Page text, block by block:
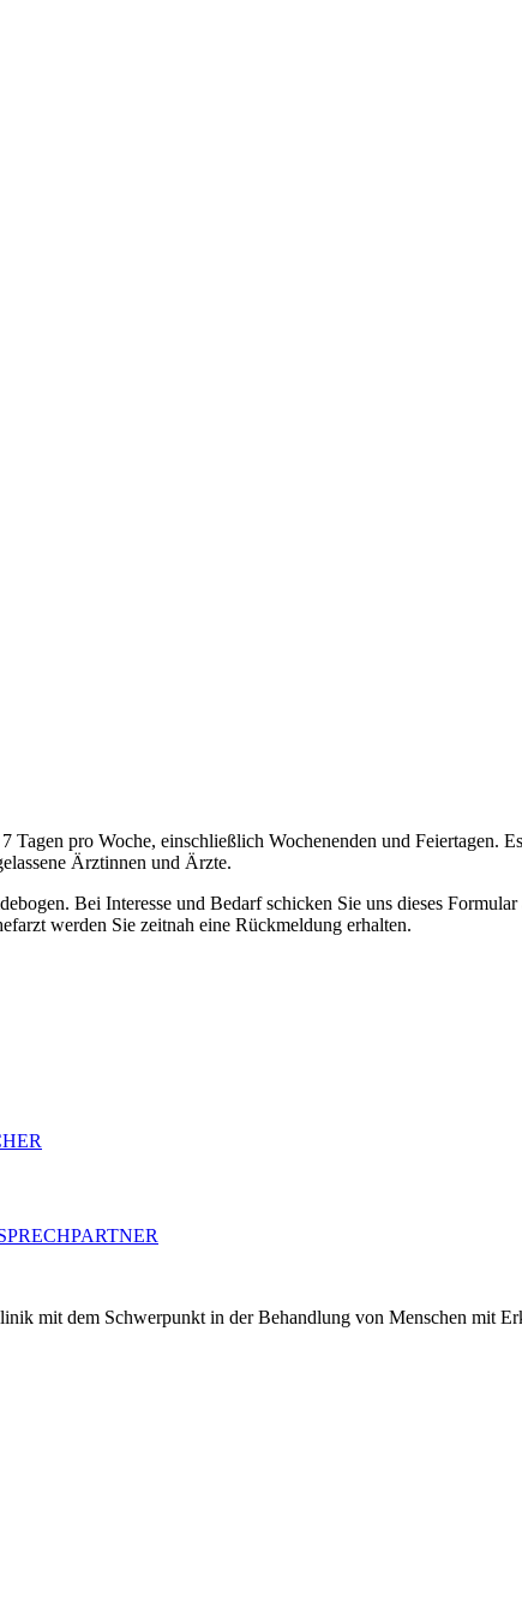
pro Woche, einschließlich Wochenenden und Feiertagen.
Ärztinnen und Ärzte.
Bei Interesse und Bedarf schicken Sie uns dieses
werden Sie zeitnah eine Rückmeldung erhalten.
mit dem Schwerpunkt in der Behandlung von Menschen mit